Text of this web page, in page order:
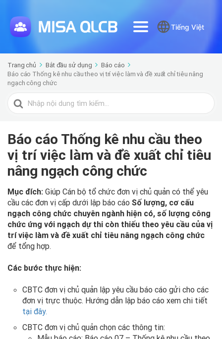
Tiếng Việt
Trang chủ Bắt đầu sử dụng
Báo cáo
Báo cáo Thống kê nhu cầu theo vị trí việc làm và đề xuất chỉ tiêu nâng
ngạch công chức
Tìm
kiếm
Báo cáo Thống kê nhu cầu theo
vị trí việc làm và đề xuất chỉ tiêu
nâng ngạch công chức
Mục đích: Giúp Cán bộ tổ chức đơn vị chủ quản có thể yêu
cầu các đơn vị cấp dưới lập báo cáo Số lượng, cơ cấu
ngạch công chức chuyên ngành hiện có, số lượng công
chức ứng với ngạch dự thi còn thiếu theo yêu cầu của vị
trí việc làm và đề xuất chỉ tiêu nâng ngạch công chức
để tổng hợp.
Các bước thực hiện:
CBTC đơn vị chủ quản lập yêu cầu báo cáo gửi cho các
đơn vị trực thuộc. Hướng dẫn lập báo cáo xem chi tiết
tại đây.
CBTC đơn vị chủ quản chọn các thông tin: